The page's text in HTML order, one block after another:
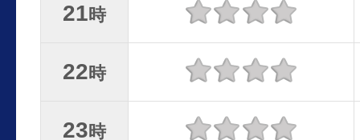
21時
22時
23時